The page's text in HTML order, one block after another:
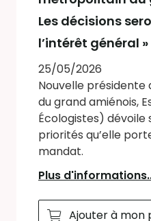
Les décisions
l’intérêt général »
25/05/2026
Nouvelle
du grand amiénois,
Écologistes)
priorités qu’elle
mandat.
Plus
Ajouter à mon